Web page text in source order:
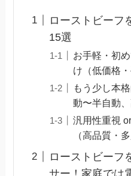
ローストビーフ
15選
お手軽・初
け（低価格・
もう少し本
動〜半自動、
汎用性重視
（高品質・多
ローストビーフ
サー！家庭では